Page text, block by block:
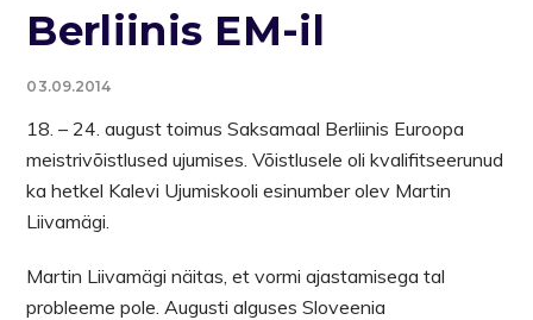
Berliinis EM-il
03.09.2014
18. – 24. august toimus Saksamaal Berliinis Euroopa
meistrivõistlused ujumises. Võistlusele oli kvalifitseerunud
ka hetkel Kalevi Ujumiskooli esinumber olev Martin
Liivamägi.
Martin Liivamägi näitas, et vormi ajastamisega tal
probleeme pole. Augusti alguses Sloveenia